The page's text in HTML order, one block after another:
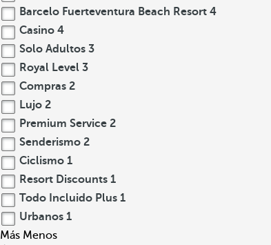
Barcelo Fuerteventura Beach Resort 4
Casino 4
Solo Adultos 3
Royal Level 3
Compras 2
Lujo 2
Premium Service 2
Senderismo 2
Ciclismo 1
Resort Discounts 1
Todo Incluido Plus 1
Urbanos 1
Más Menos